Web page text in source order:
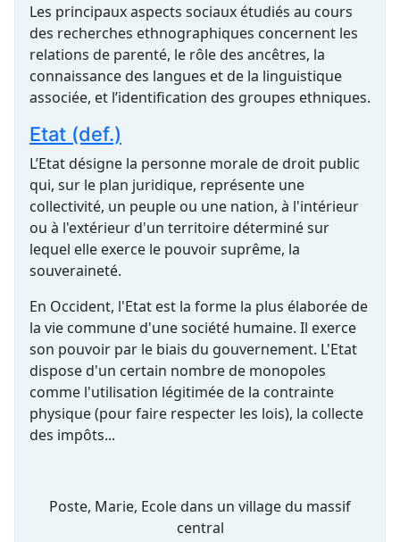
Les principaux aspects sociaux étudiés au cours
des recherches ethnographiques concernent les
relations de parenté, le rôle des ancêtres, la
connaissance des langues et de la linguistique
associée, et l’identification des groupes ethniques.
Etat (def.)
L’Etat désigne la personne morale de droit public
qui, sur le plan juridique, représente une
collectivité, un peuple ou une nation, à l'intérieur
ou à l'extérieur d'un territoire déterminé sur
lequel elle exerce le pouvoir suprême, la
souveraineté.
En Occident, l'Etat est la forme la plus élaborée de
la vie commune d'une société humaine. Il exerce
son pouvoir par le biais du gouvernement. L'Etat
dispose d'un certain nombre de monopoles
comme l'utilisation légitimée de la contrainte
physique (pour faire respecter les lois), la collecte
des impôts...
Poste, Marie, Ecole dans un village du massif
central